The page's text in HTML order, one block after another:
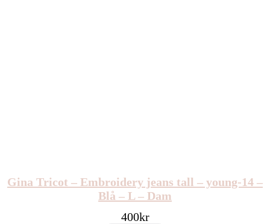
Gina Tricot – Embroidery jeans tall – young-14 –
Blå – L – Dam
400kr